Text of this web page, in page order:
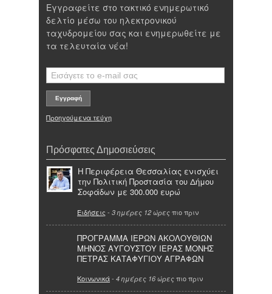
Εγγραφείτε στο τακτικό ενημερωτικό
δελτίο μέσω του ηλεκτρονικού
ταχυδρομείου σας και ενημερωθείτε με
τα τελευταία νέα!
Προηγούμενα τεύχη
Πρόσφατες Δημοσιεύσεις
Η Περιφέρεια Θεσσαλίας ενισχύει
την Πολιτική Προστασία του Δήμου
Σοφάδων με 300.000 ευρώ
Ειδήσεις - 3 ημέρες 12 ώρες πιο πριν
ΠΡΟΓΡΑΜΜΑ ΙΕΡΩΝ ΑΚΟΛΟΥΘΙΩΝ
ΜΗΝΟΣ ΑΥΓΟΥΣΤΟΥ ΙΕΡΑΣ ΜΟΝΗΣ
ΠΕΤΡΑΣ ΚΑΤΑΦΥΓΙΟΥ ΑΓΡΑΦΩΝ
Κοινωνικά- 4 ημέρες 16 ώρες πιο πριν